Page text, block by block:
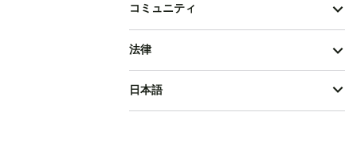
コミュニティ
法律
日本語